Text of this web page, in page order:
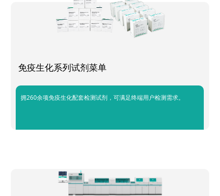
免疫生化系列试剂菜单
拥260余项免疫生化配套检测试剂，可满足终端用户检测需求。